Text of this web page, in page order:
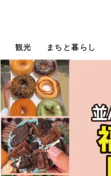
観光 まちと暮らし